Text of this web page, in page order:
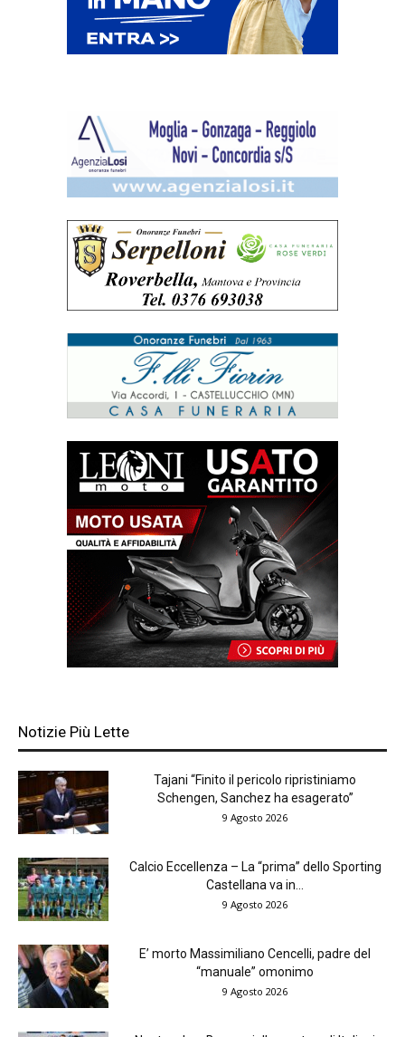
Notizie Più Lette
Tajani “Finito il pericolo ripristiniamo
Schengen, Sanchez ha esagerato”
9 Agosto 2026
Calcio Eccellenza – La “prima” dello Sporting
Castellana va in...
9 Agosto 2026
E’ morto Massimiliano Cencelli, padre del
“manuale” omonimo
9 Agosto 2026